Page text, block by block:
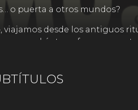
o puerta a otros mundos?
viajamos desde los antiguos
podría transformar
el espíritu del bosque.